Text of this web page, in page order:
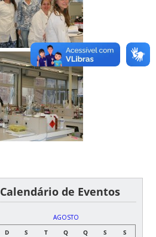
Calendário de Eventos
AGOSTO
D
S T Q Q S S